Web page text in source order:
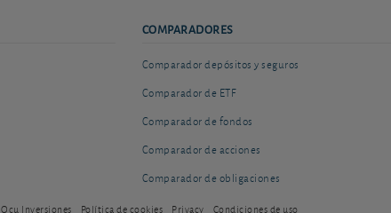
COMPARADORES
Comparador depósitos y seguros
Comparador de ETF
Comparador de fondos
Comparador de acciones
Comparador de obligaciones
Inversiones Política de cookies Privacy Condiciones de uso